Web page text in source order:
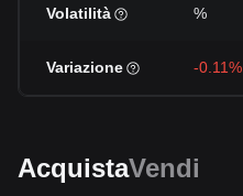
Volatilità %
Variazione -0.11%
AcquistaVendi